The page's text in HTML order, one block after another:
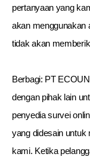
pertanyaan yang
akan menggunakan
tidak akan
Berbagi: PT
dengan pihak lain
penyedia survei
yang didesain untuk
kami. Ketika